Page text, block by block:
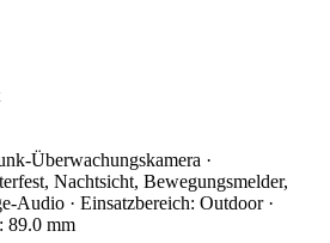
Überwachungskamera ·
Nachtsicht, Bewegungsmelder,
Audio · Einsatzbereich: Outdoor ·
89.0 mm